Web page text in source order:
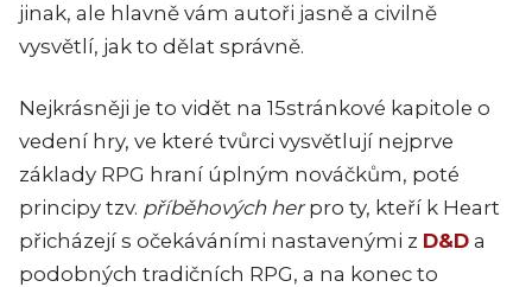
jinak, ale hlavně vám autoři jasně a civilně
vysvětlí, jak to dělat správně.
Nejkrásněji je to vidět na 15stránkové kapitole o
vedení hry, ve které tvůrci vysvětlují nejprve
základy RPG hraní úplným nováčkům, poté
principy tzv. příběhových herpro ty, kteří k Heart
přicházejí s očekáváními nastavenými z D&D a
podobných tradičních RPG, a na konec to